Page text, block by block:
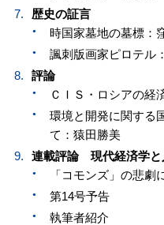
歴史の証言
時国家墓地の墓標：
諷刺版画家ピロテル
評論
ＣＩＳ・ロシアの経
環境と開発に関する
て：猿田勝美
連載評論 現代経済学と
「コモンズ」の悲劇
第14号予告
執筆者紹介